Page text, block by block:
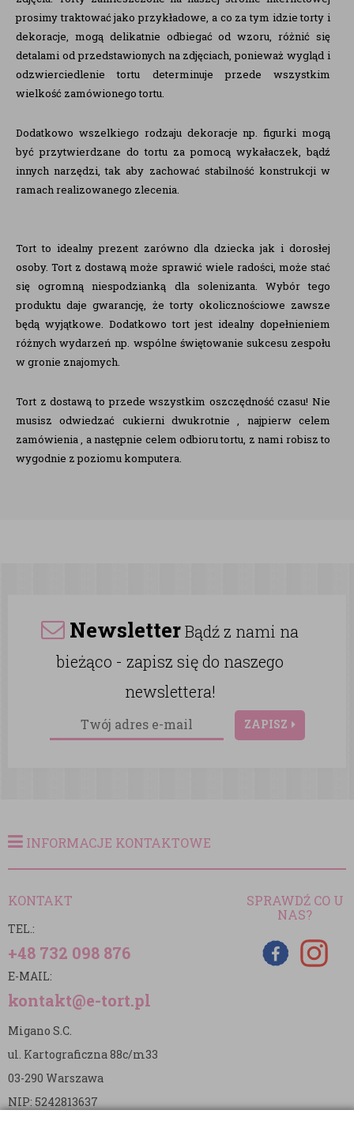
prosimy traktować jako przykładowe, a co za tym idzie torty i
dekoracje, mogą delikatnie odbiegać od wzoru, różnić się
detalami od przedstawionych na zdjęciach, ponieważ wygląd i
odzwierciedlenie tortu determinuje przede wszystkim
wielkość zamówionego tortu.
Dodatkowo wszelkiego rodzaju dekoracje np. figurki mogą
być przytwierdzane do tortu za pomocą wykałaczek, bądź
innych narzędzi, tak aby zachować stabilność konstrukcji w
ramach realizowanego zlecenia.
Tort to idealny prezent zarówno dla dziecka jak i dorosłej
osoby. Tort z dostawą może sprawić wiele radości, może stać
się ogromną niespodzianką dla solenizanta. Wybór tego
produktu daje gwarancję, że torty okolicznościowe zawsze
będą wyjątkowe. Dodatkowo tort jest idealny dopełnieniem
różnych wydarzeń np. wspólne świętowanie sukcesu zespołu
w gronie znajomych.
Tort z dostawą to przede wszystkim oszczędność czasu! Nie
musisz odwiedzać cukierni dwukrotnie , najpierw celem
zamówienia , a następnie celem odbioru tortu, z nami robisz to
wygodnie z poziomu komputera.
NewsletterBądź z nami na
bieżąco - zapisz się do naszego
newslettera!
ZAPISZ
INFORMACJE KONTAKTOWE
KONTAKT
TEL.:
+48 732 098 876
E-MAIL:
kontakt@e-tort.pl
Migano S.C.
ul. Kartograficzna 88c/m33
03-290 Warszawa
NIP: 5242813637
SPRAWDŹ CO U
NAS?